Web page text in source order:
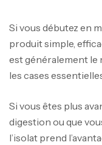
Si vous débutez en
produit simple,
est généralement le
les cases
Si vous êtes plus
digestion ou que
l’isolat prend